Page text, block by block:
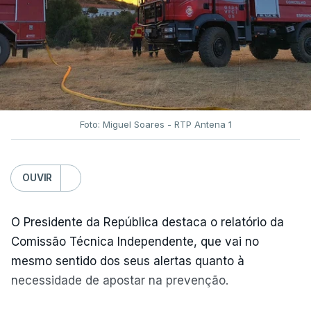
país e aliados regionais.
No total são seis as exigências desta lista com
destinatário em Washington: o fim das ameaças ao
Irão; suspensão das ações militares no território
iraniano e dos aliados regionais; retirada das forças
navais e aéreas envolvidas no bloqueio ao Irão;
levantamento das sanções e o desbloquear de
causados ​​no conflito.
ERRO100
ERROR ON HTML5 MEDIA ELEMENT
Foto: Miguel Soares - RTP Antena 1
OUVIR
O Presidente da República destaca o relatório da
Comissão Técnica Independente, que vai no
mesmo sentido dos seus alertas quanto à
necessidade de apostar na prevenção.